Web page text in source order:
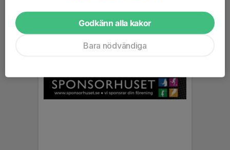
Godkänn alla kakor
Bara nödvändiga